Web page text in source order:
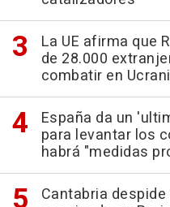
La UE afirma que
de 28.000
combatir en
España da un
para levantar los
habrá "medidas
Cantabria